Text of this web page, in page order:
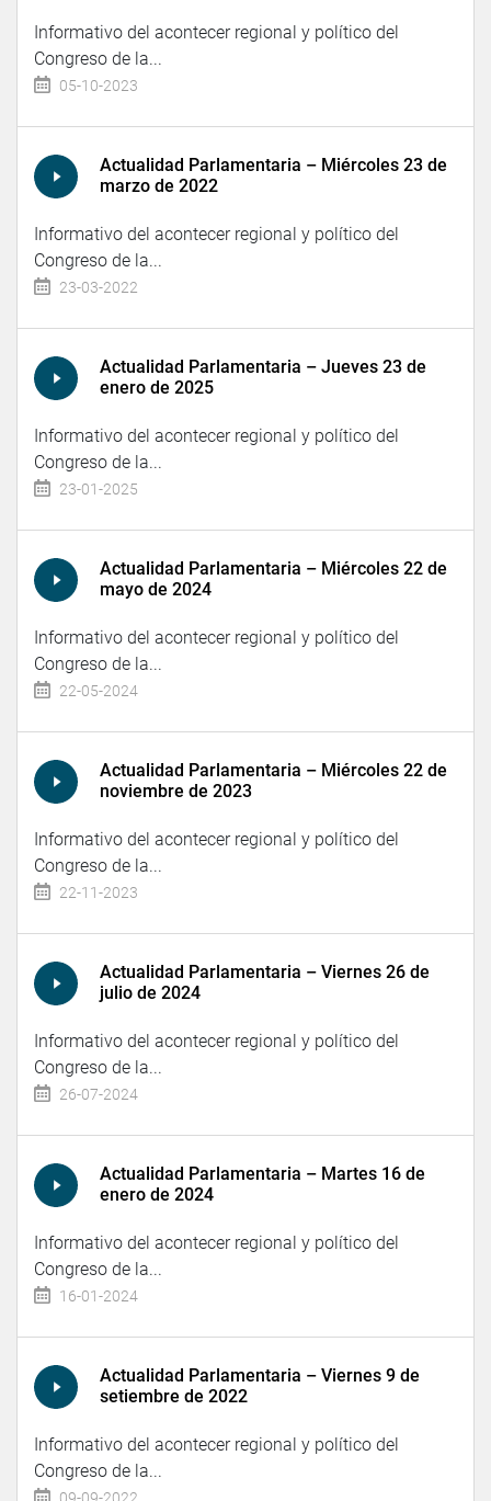
Informativo del acontecer regional y político del
Congreso de la...
05-10-2023
Actualidad Parlamentaria – Miércoles 23 de
marzo de 2022
Informativo del acontecer regional y político del
Congreso de la...
23-03-2022
Actualidad Parlamentaria – Jueves 23 de
enero de 2025
Informativo del acontecer regional y político del
Congreso de la...
23-01-2025
Actualidad Parlamentaria – Miércoles 22 de
mayo de 2024
Informativo del acontecer regional y político del
Congreso de la...
22-05-2024
Actualidad Parlamentaria – Miércoles 22 de
noviembre de 2023
Informativo del acontecer regional y político del
Congreso de la...
22-11-2023
Actualidad Parlamentaria – Viernes 26 de
julio de 2024
Informativo del acontecer regional y político del
Congreso de la...
26-07-2024
Actualidad Parlamentaria – Martes 16 de
enero de 2024
Informativo del acontecer regional y político del
Congreso de la...
16-01-2024
Actualidad Parlamentaria – Viernes 9 de
setiembre de 2022
Informativo del acontecer regional y político del
Congreso de la...